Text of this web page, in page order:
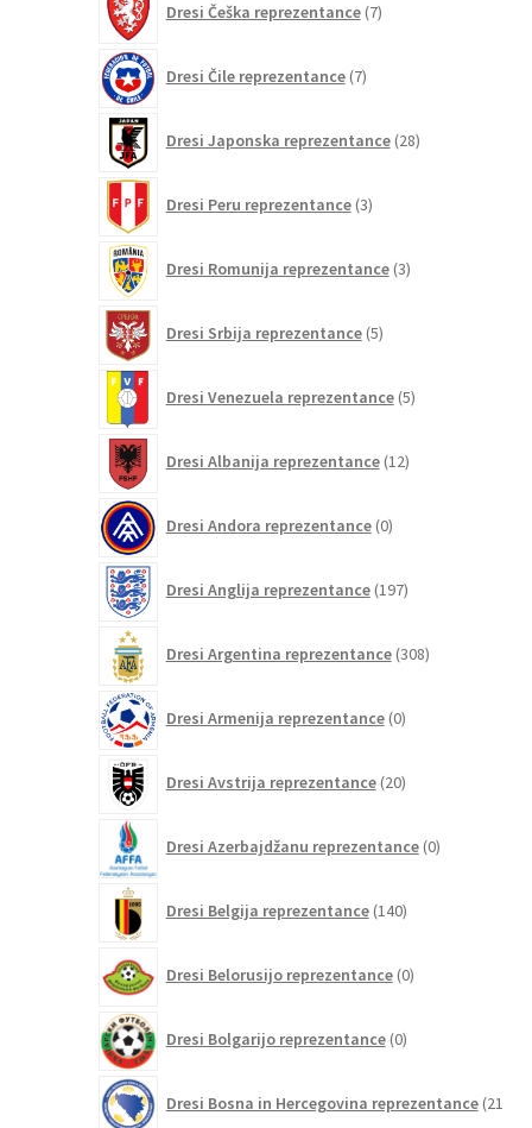
Dresi Češka reprezentance 7izdelkov
Dresi Čile reprezentance 7izdelkov
Dresi Japonska reprezentance 28izdelkov
Dresi Peru reprezentance 3izdelki
Dresi Romunija reprezentance 3izdelki
Dresi Srbija reprezentance 5izdelkov
Dresi Venezuela reprezentance 5izdelkov
Dresi Albanija reprezentance 12izdelkov
Dresi Andora reprezentance 0izdelkov
Dresi Anglija reprezentance 197izdelkov
Dresi Argentina reprezentance 308izdelkov
Dresi Armenija reprezentance 0izdelkov
Dresi Avstrija reprezentance 20izdelkov
Dresi Azerbajdžanu reprezentance 0izdelkov
Dresi Belgija reprezentance 140izdelkov
Dresi Belorusijo reprezentance 0izdelkov
Dresi Bolgarijo reprezentance 0izdelkov
Dresi Bosna in Hercegovina reprezentance 21